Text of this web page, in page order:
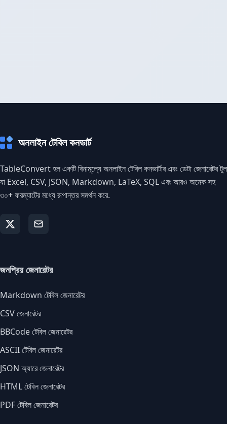
অনলাইন টেবিল কনভার্ট
TableConvert হল একটি বিনামূল্যে অনলাইন টেবিল কনভার্টার এবং ডেটা জেনারেটর টুল
যা Excel, CSV, JSON, Markdown, LaTeX, SQL এবং আরও অনেক সহ
৩০+ ফরম্যাটের মধ্যে রূপান্তর সমর্থন করে.
জনপ্রিয় জেনারেটর
Markdown টেবিল জেনারেটর
CSV জেনারেটর
BBCode টেবিল জেনারেটর
ASCII টেবিল জেনারেটর
JSON অ্যারে জেনারেটর
HTML টেবিল জেনারেটর
PDF টেবিল জেনারেটর